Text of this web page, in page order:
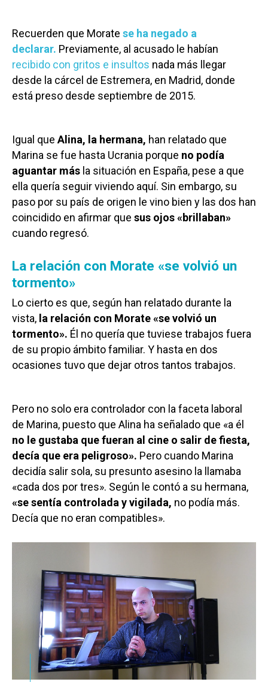
Recuerden que Morate se ha negado a
declarar. Previamente, al acusado le habían
recibido con gritos e insultos nada más llegar
desde la cárcel de Estremera, en Madrid, donde
está preso desde septiembre de 2015.
Igual que Alina, la hermana, han relatado que
Marina se fue hasta Ucrania porque no podía
aguantar más la situación en España, pese a que
ella quería seguir viviendo aquí. Sin embargo, su
paso por su país de origen le vino bien y las dos han
coincidido en afirmar que sus ojos «brillaban»
cuando regresó.
La relación con Morate «se volvió un
tormento»
Lo cierto es que, según han relatado durante la
vista, la relación con Morate «se volvió un
tormento». Él no quería que tuviese trabajos fuera
de su propio ámbito familiar. Y hasta en dos
ocasiones tuvo que dejar otros tantos trabajos.
Pero no solo era controlador con la faceta laboral
de Marina, puesto que Alina ha señalado que «a él
no le gustaba que fueran al cine o salir de fiesta,
decía que era peligroso». Pero cuando Marina
decidía salir sola, su presunto asesino la llamaba
«cada dos por tres». Según le contó a su hermana,
«se sentía controlada y vigilada, no podía más.
Decía que no eran compatibles».